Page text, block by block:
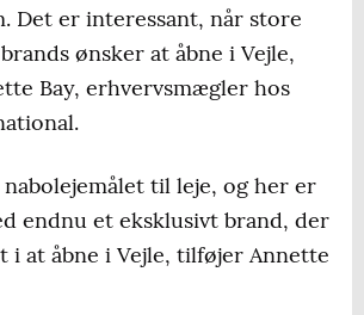
Det er interessant, når store
ønsker at åbne i Vejle,
Bay, erhvervsmægler hos
nabolejemålet til leje, og her er
endnu et eksklusivt brand, der
i at åbne i Vejle, tilføjer Annette